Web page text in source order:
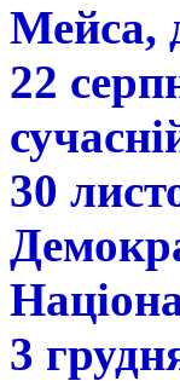
Мейса,
22
30
3